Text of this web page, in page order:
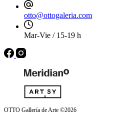
otto@ottogaleria.com
Mar-Vie / 15-19 h
OTTO Gallería de Arte ©2026